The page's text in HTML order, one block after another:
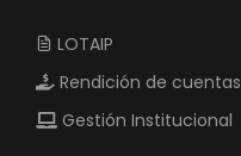
LOTAIP
Rendición de cuentas
Gestión Institucional